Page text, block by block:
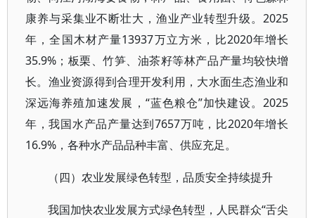
康养与采集业不断壮大，渔业产业转型升级。2025
年，全国木材产量13937万立方米，比2020年增长
35.9%；板栗、竹笋、油茶籽等林产品产量均较快增
长。渔业资源得到合理开发利用，大水面生态渔业和
深远海养殖加速发展，“蓝色粮仓”加快建设。2025
年，我国水产品产量达到7657万吨，比2020年增长
16.9%，各种水产品品种丰富、供应充足。
（四）农业发展绿色转型，品质安全持续提升
我国加快农业发展方式绿色转型，人民群众“舌尖